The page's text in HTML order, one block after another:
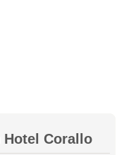
Hotel Corallo